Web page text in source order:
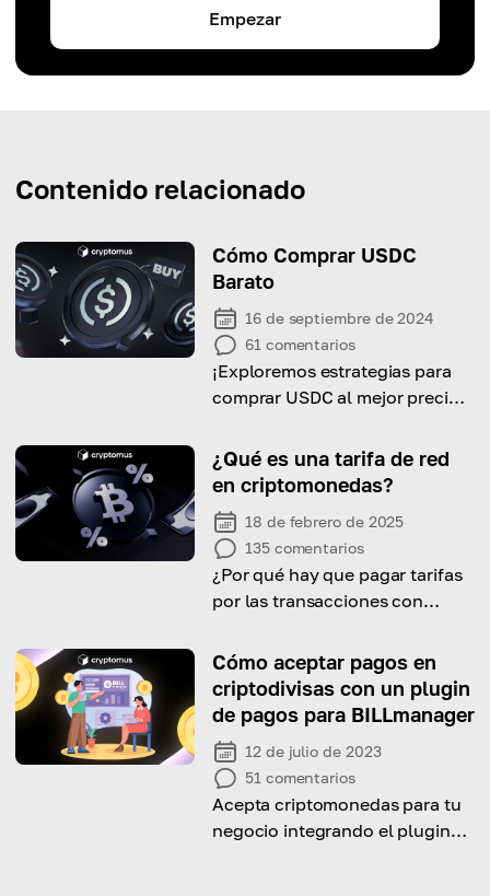
Empezar
Contenido relacionado
Cómo Comprar USDC
Barato
16 de septiembre de 2024
61 comentarios
¡Exploremos estrategias para
comprar USDC al mejor precio
¿Qué es una tarifa de red
en criptomonedas?
18 de febrero de 2025
135 comentarios
¿Por qué hay que pagar tarifas
por las transacciones con
reducir? Descubra cómo
funcionan las tarifas de red.
Cómo aceptar pagos en
criptodivisas con un plugin
de pagos para BILLmanager
12 de julio de 2023
51 comentarios
Acepta criptomonedas para tu
negocio integrando el plugin